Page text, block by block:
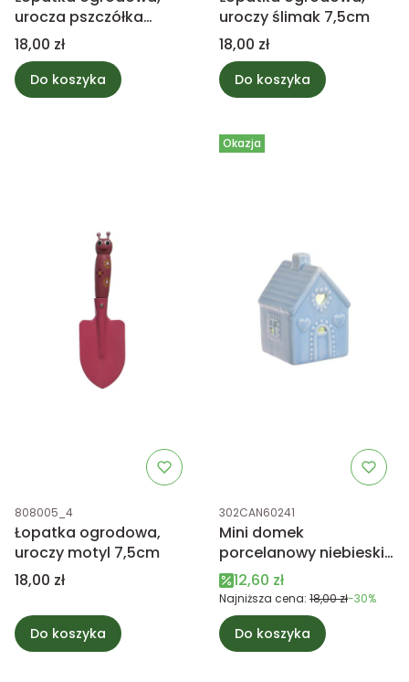
urocza pszczółka
7,5cm
Cena
18,00 zł
Do koszyka
uroczy ślimak 7,5cm
Cena
18,00 zł
Do koszyka
Kod produktu
808005_4
Łopatka ogrodowa,
uroczy motyl 7,5cm
Cena
18,00 zł
Do koszyka
Okazja
Kod produktu
302CAN60241
Mini domek
porcelanowy niebieski
LED 7,5cm
Cena promocyjna
12,60 zł
Najniższa cena: 18,00 zł-30%
Do koszyka